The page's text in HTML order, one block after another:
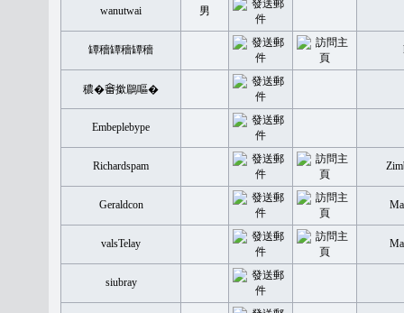
wanutwai 男
罈穡罈穡罈穡
穠�𤲞撳鶥嘔�
Embeplebype
Richardspam
Geraldcon
valsTelay
siubray